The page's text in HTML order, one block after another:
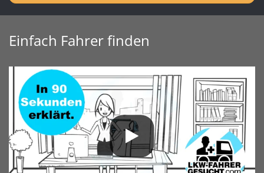
Einfach Fahrer finden